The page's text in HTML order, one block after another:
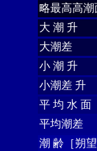
略最高高潮
大 潮 升
大潮差
小 潮 升
小潮差 升
平 均 水 面
平均潮差
潮 齢［朔